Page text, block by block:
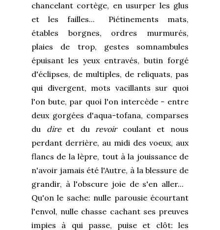
chancelant cortège, en usurper les glus
et les failles... Piétinements mats,
étables borgnes, ordres murmurés,
plaies de trop, gestes somnambules
épuisant les yeux entravés, butin forgé
d'éclipses, de multiples, de reliquats, pas
qui divergent, mots vacillants sur quoi
l'on bute, par quoi l'on intercède - entre
deux gorgées d'aqua-tofana, comparses
du direet durevoircoulant et nous
perdant derrière, au midi des voeux, aux
flancs de la lèpre, tout à la jouissance de
n'avoir jamais été l'Autre, à la blessure de
grandir, à l'obscure joie de s'en aller...
Qu'on le sache: nulle parousie écourtant
l'envol, nulle chasse cachant ses preuves
impies à qui passe, puise et clôt: les